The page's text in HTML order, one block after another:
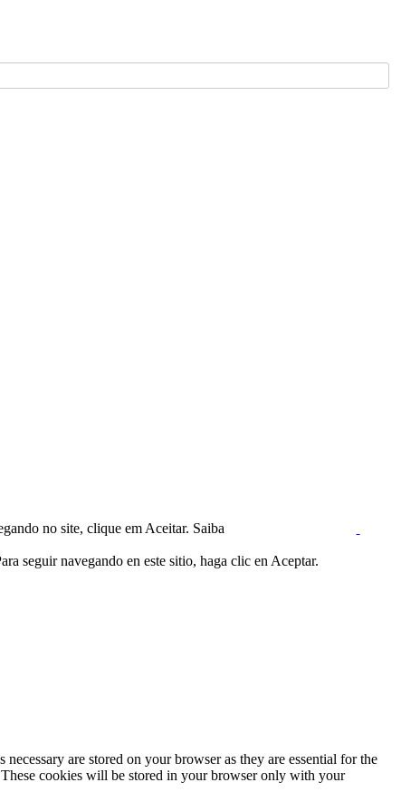
no site, clique em Aceitar. Saiba
seguir navegando en este sitio, haga clic en Aceptar.
are stored on your browser as they are essential for the
cookies will be stored in your browser only with your